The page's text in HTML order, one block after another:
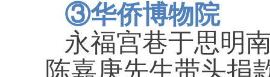
③华侨博物院
永福宫巷于思明
陈嘉庚先生带头捐